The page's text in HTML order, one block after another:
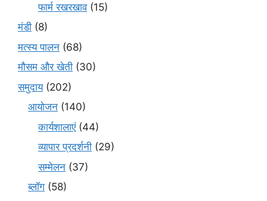
फार्म रखरखाव(15)
मंडी (8)
मत्स्य पालन (68)
मौसम और खेती (30)
समुदाय(202)
आयोजन (140)
कार्यशालाएं(44)
व्यापार प्रदर्शनी (29)
सम्मेलन (37)
ब्लॉग (58)